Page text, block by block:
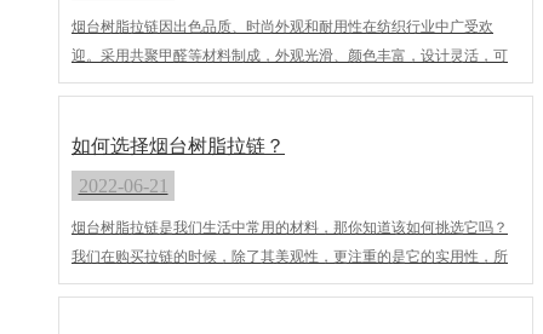
烟台树脂拉链因出色品质、时尚外观和耐用性在纺织行业中广受欢
迎。采用共聚甲醛等材料制成，外观光滑、颜色丰富，设计灵活，可
广泛应用于服饰、羽绒服等领域。其耐用性超过尼龙拉链，确保长期
如何选择烟台树脂拉链？
2022-06-21
烟台树脂拉链是我们生活中常用的材料，那你知道该如何挑选它吗？
我们在购买拉链的时候，除了其美观性，更注重的是它的实用性，所
以主要得看上下拉动时是否顺畅。在拉合好之后，我们还要看左右齿